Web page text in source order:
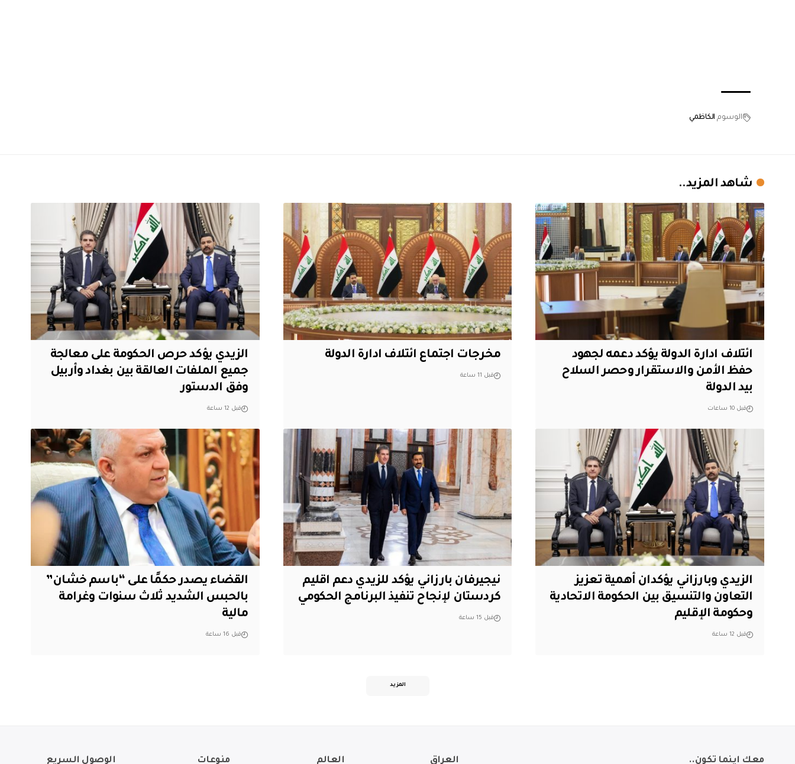
الوسوم الكاظمي
شاهد المزيد..
ائتلاف ادارة الدولة يؤكد دعمه لجهود
حفظ الأمن والاستقرار وحصر السلاح
بيد الدولة
قبل 10 ساعات
مخرجات اجتماع ائتلاف ادارة الدولة
قبل 11 ساعة
الزيدي يؤكد حرص الحكومة على معالجة
جميع الملفات العالقة بين بغداد وأربيل
وفق الدستور
قبل 12 ساعة
الزيدي وبارزاني يؤكدان أهمية تعزيز
التعاون والتنسيق بين الحكومة الاتحادية
وحكومة الإقليم
قبل 12 ساعة
نيجيرفان بارزاني يؤكد للزيدي دعم اقليم
‏كردستان لإنجاح تنفيذ البرنامج الحكومي
قبل 15 ساعة
القضاء يصدر حكمًا على “باسم خشان”
بالحبس الشديد ثلاث سنوات وغرامة
مالية
قبل 16 ساعة
المزيد
معك اينما تكون.. العراق العالم منوعات الوصول السريع